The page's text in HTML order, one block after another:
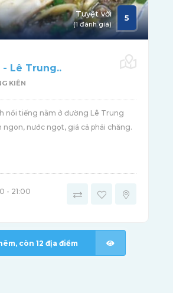
Tuyệt vời
(1 đánh giá)
5
- Lê Trung..
KIÊN
nổi tiếng nằm ở đường Lê Trung
ngon, nước ngọt, giá cả phải chăng.
- 21:00
còn 12 địa điểm